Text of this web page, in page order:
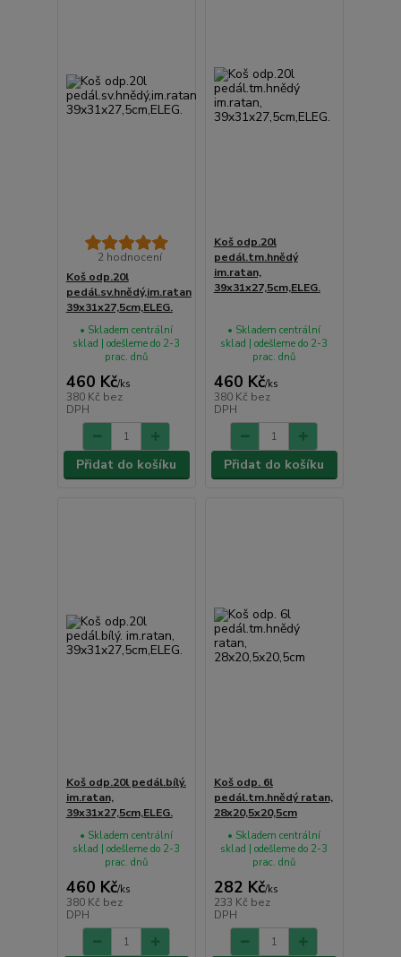
2 hodnocení
Koš odp.20l
pedál.sv.hnědý,im.ratan
39x31x27,5cm,ELEG.
460 Kč/ks
380 Kč bez
DPH
• Skladem centrální
sklad | odešleme do 2-3
prac. dnů
Přidat do košíku
Koš odp.20l
pedál.tm.hnědý
im.ratan,
39x31x27,5cm,ELEG.
460 Kč/ks
380 Kč bez
DPH
• Skladem centrální
sklad | odešleme do 2-3
prac. dnů
Přidat do košíku
Koš odp.20l pedál.bílý.
im.ratan,
39x31x27,5cm,ELEG.
460 Kč/ks
380 Kč bez
DPH
• Skladem centrální
sklad | odešleme do 2-3
prac. dnů
Koš odp. 6l
pedál.tm.hnědý ratan,
28x20,5x20,5cm
282 Kč/ks
233 Kč bez
DPH
• Skladem centrální
sklad | odešleme do 2-3
prac. dnů